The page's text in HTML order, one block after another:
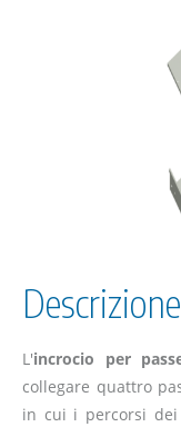
Descrizione
L'incrocio per
collegare quattro
in cui i percorsi dei